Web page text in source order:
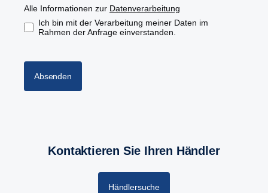
Alle Informationen zur Datenverarbeitung
Ich bin mit der Verarbeitung meiner Daten im
Rahmen der Anfrage einverstanden.
Absenden
Kontaktieren Sie Ihren Händler
Händlersuche